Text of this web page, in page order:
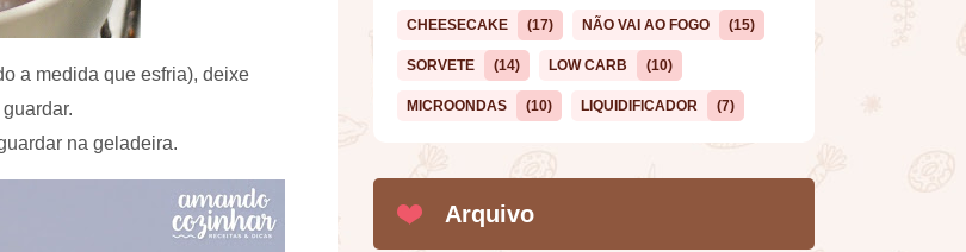
a medida que esfria), deixe
na geladeira.
CHEESECAKE (17) NÃO VAI AO FOGO (15)
SORVETE (14) LOW CARB (10)
MICROONDAS (10) LIQUIDIFICADOR (7)
Arquivo